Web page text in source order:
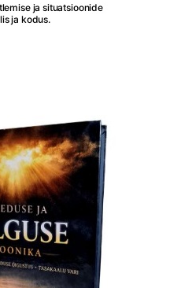
ja situatsioonide
ja kodus.